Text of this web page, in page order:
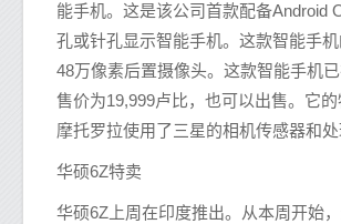
能手机。这是该公司首款配备Android
孔或针孔显示智能手机。这款智能手
48万像素后置摄像头。这款智能手机已
售价为19,999卢比，也可以出售。它
摩托罗拉使用了三星的相机传感器和处
华硕6Z特卖
华硕6Z上周在印度推出。从本周开始